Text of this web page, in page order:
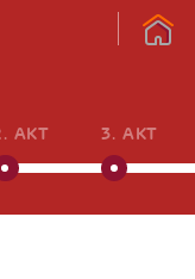
AKT 3. AKT